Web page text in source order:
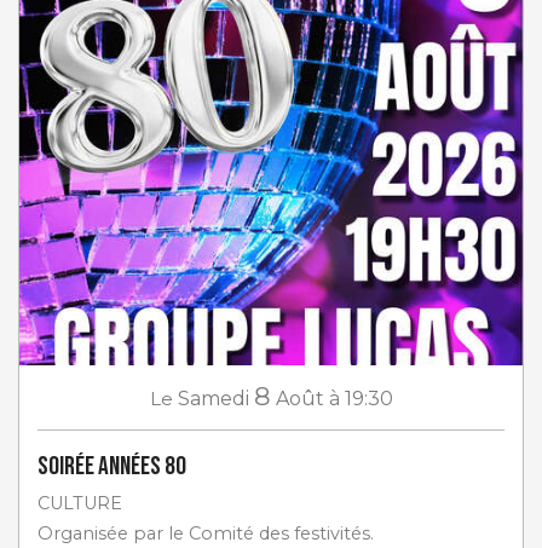
Le Samedi 8 Août à 19:30
Soirée Années 80
CULTURE
Organisée par le Comité des festivités.